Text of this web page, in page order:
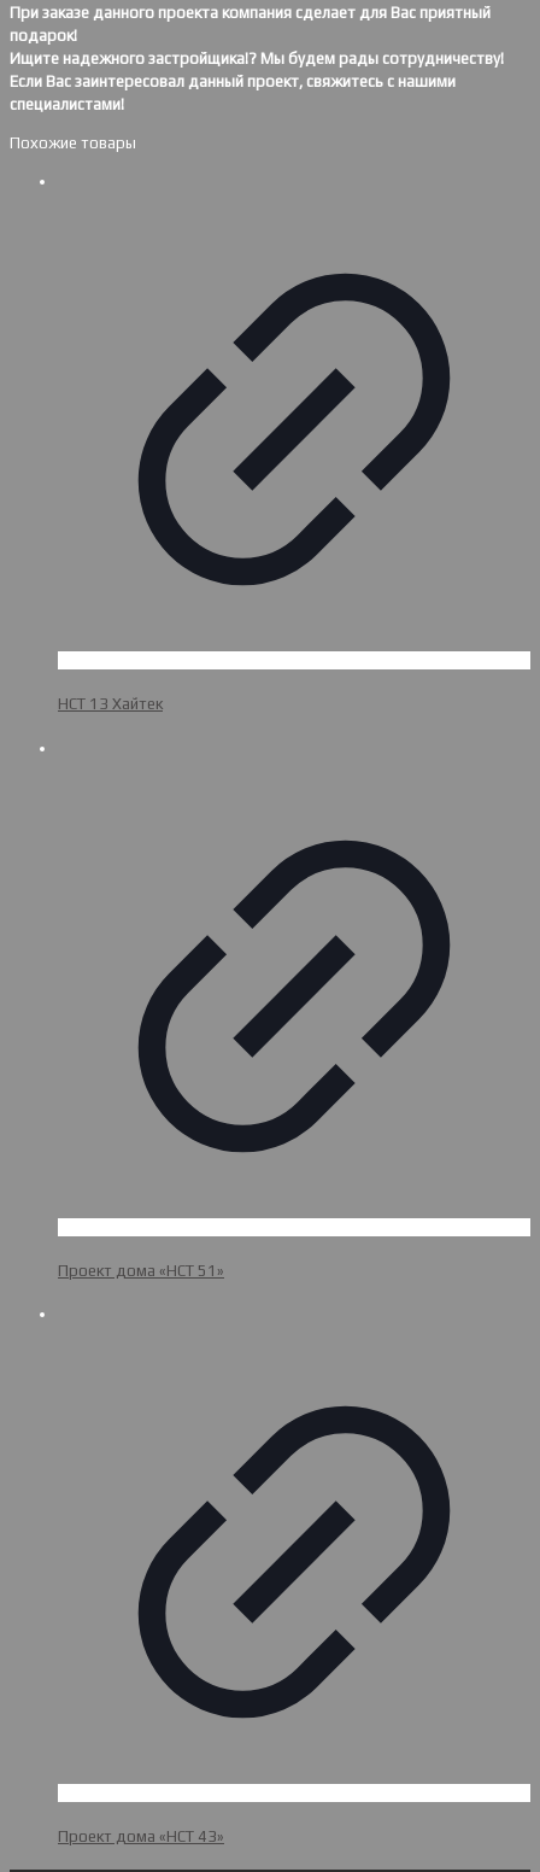
При заказе данного проекта компания сделает для Вас приятный
подарок!
Ищите надежного застройщика!? Мы будем рады сотрудничеству!
Если Вас заинтересовал данный проект, свяжитесь с нашими
специалистами!
Похожие товары
НСТ 13 Хайтек
Проект дома «НСТ 51»
Проект дома «НСТ 43»